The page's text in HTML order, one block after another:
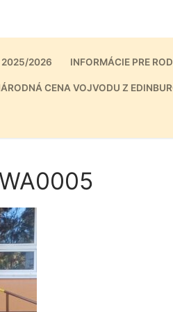
2025/2026 INFORMÁCIE PRE
CENA VOJVODU Z